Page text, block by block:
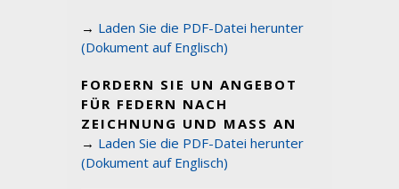
→ Laden Sie die PDF-Datei herunter
(Dokument auf Englisch)
FORDERN SIE UN ANGEBOT
FÜR FEDERN NACH
ZEICHNUNG UND MASS AN
→ Laden Sie die PDF-Datei herunter
(Dokument auf Englisch)